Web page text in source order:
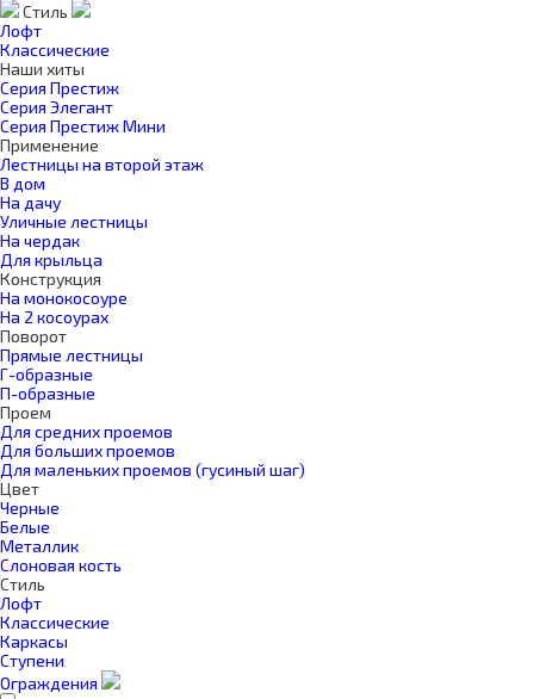
Стиль
Лофт
Классические
Наши хиты
Серия Престиж
Серия Элегант
Серия Престиж Мини
Применение
Лестницы на второй этаж
В дом
На дачу
Уличные лестницы
На чердак
Для крыльца
Конструкция
На монокосоуре
На 2 косоурах
Поворот
Прямые лестницы
Г-образные
П-образные
Проем
Для средних проемов
Для больших проемов
Для маленьких проемов (гусиный шаг)
Цвет
Черные
Белые
Металлик
Слоновая кость
Стиль
Лофт
Классические
Каркасы
Ступени
Ограждения